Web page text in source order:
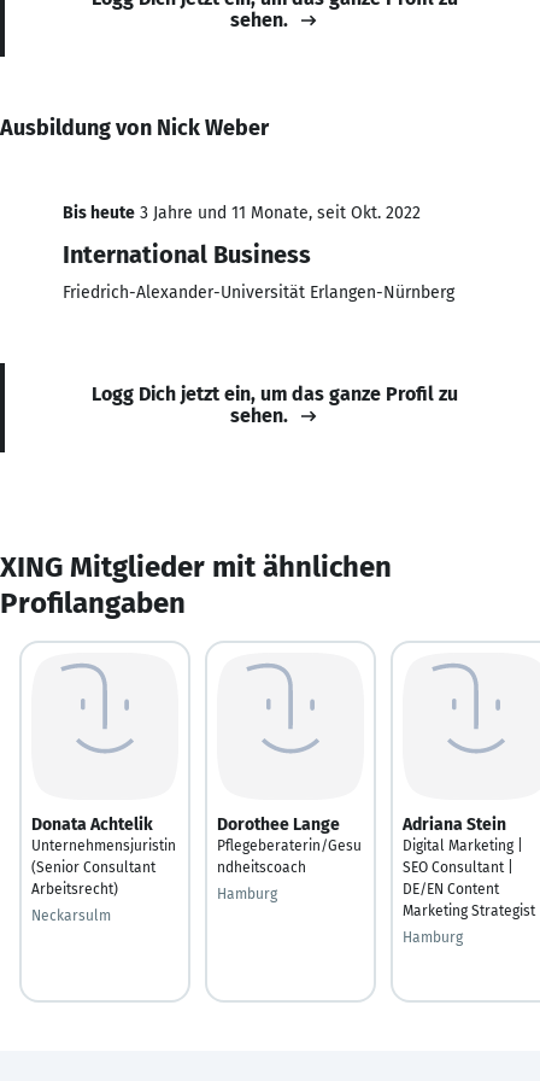
sehen.
Ausbildung von Nick Weber
Bis heute 3 Jahre und 11 Monate, seit Okt. 2022
International Business
Friedrich-Alexander-Universität Erlangen-Nürnberg
Logg Dich jetzt ein, um das ganze Profil zu
sehen.
XING Mitglieder mit ähnlichen
Profilangaben
Donata Achtelik
Unternehmensjuristin
(Senior Consultant
Arbeitsrecht)
Neckarsulm
Dorothee Lange
Pflegeberaterin/Gesu
ndheitscoach
Hamburg
Adriana Stein
Digital Marketing |
SEO Consultant |
DE/EN Content
Marketing Strategist
Hamburg